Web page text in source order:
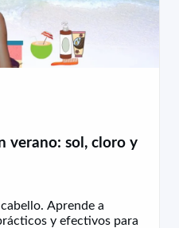
verano: sol, cloro y
Aprende a
y efectivos para